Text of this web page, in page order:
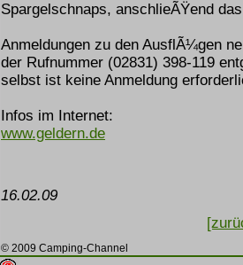
Spargelschnaps, anschlieÃŸend
Anmeldungen zu den AusflÃ¼gen
der Rufnummer (02831) 398-119
selbst ist keine Anmeldung
Infos im Internet:
www.geldern.de
16.02.09
© 2009 Camping-Channel